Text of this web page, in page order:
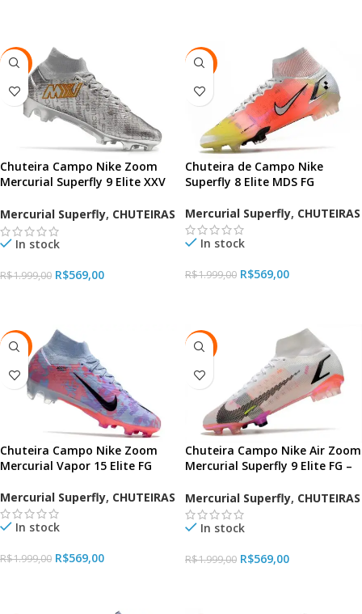
-72%
Chuteira Campo Nike Zoom
Mercurial Superfly 9 Elite XXV
Mercurial Superfly, CHUTEIRAS
In stock
R$1.999,00 R$569,00
-72%
Chuteira de Campo Nike
Superfly 8 Elite MDS FG
Mercurial Superfly, CHUTEIRAS
In stock
R$1.999,00 R$569,00
-72%
Chuteira Campo Nike Zoom
Mercurial Vapor 15 Elite FG
Mercurial Superfly, CHUTEIRAS
In stock
R$1.999,00 R$569,00
-72%
Chuteira Campo Nike Air Zoom
Mercurial Superfly 9 Elite FG –
Mercurial Superfly, CHUTEIRAS
In stock
R$1.999,00 R$569,00